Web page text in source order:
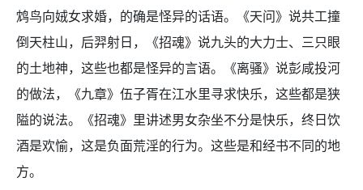
鸩鸟向娀女求婚，的确是怪异的话语。《天问》说共工撞
倒天柱山，后羿射日，《招魂》说九头的大力士、三只眼
的土地神，这些也都是怪异的言语。《离骚》说彭咸投河
的做法，《九章》伍子胥在江水里寻求快乐，这些都是狭
隘的说法。《招魂》里讲述男女杂坐不分是快乐，终日饮
酒是欢愉，这是负面荒淫的行为。这些是和经书不同的地
方。